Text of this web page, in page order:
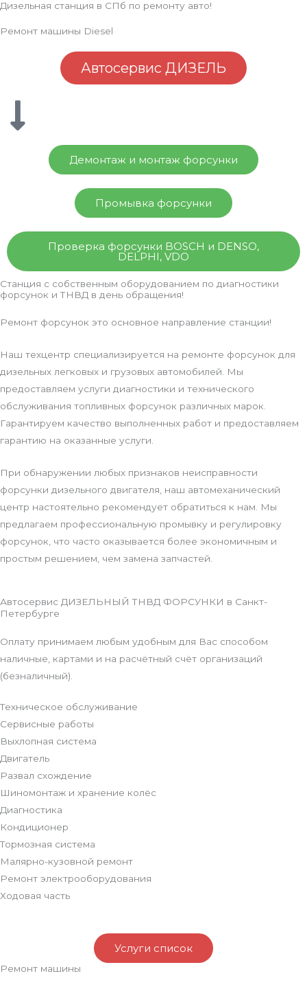
Перейти
Дизельная станция в СПб по ремонту авто!
Ремонт машины Diesel
Автосервис ДИЗЕЛЬ
Демонтаж и монтаж форсунки
Промывка форсунки
Проверка форсунки BOSCH и DENSO,
DELPHI, VDO
Станция с собственным оборудованием по диагностики
форсунок и ТНВД в день обращения!
Ремонт форсунок это основное направление станции!
Наш техцентр специализируется на ремонте форсунок для
дизельных легковых и грузовых автомобилей. Мы
предоставляем услуги диагностики и технического
обслуживания топливных форсунок различных марок.
Гарантируем качество выполненных работ и предоставляем
гарантию на оказанные услуги.
При обнаружении любых признаков неисправности
форсунки дизельного двигателя, наш автомеханический
центр настоятельно рекомендует обратиться к нам. Мы
предлагаем профессиональную промывку и регулировку
форсунок, что часто оказывается более экономичным и
простым решением, чем замена запчастей.
Автосервис ДИЗЕЛЬНЫЙ ТНВД ФОРСУНКИ в Санкт-
Петербурге
Оплату принимаем любым удобным для Вас способом
наличные, картами и на расчётный счёт организаций
(безналичный).
Техническое обслуживание
Сервисные работы
Выхлопная система
Двигатель
Развал схождение
Шиномонтаж и хранение колёс
Диагностика
Кондиционер
Тормозная система
Малярно-кузовной ремонт
Ремонт электрооборудования
Ходовая часть
Услуги список
Ремонт машины